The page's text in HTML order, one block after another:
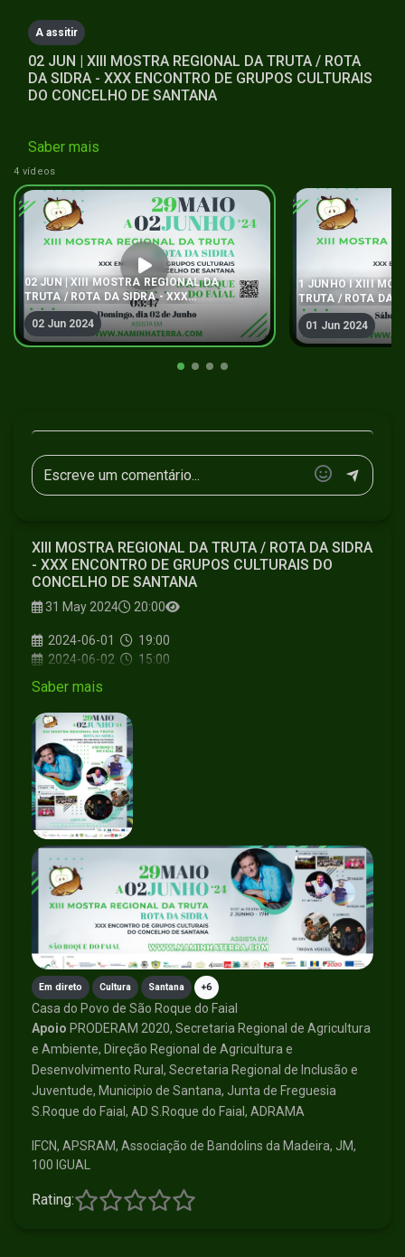
A assitir
02 JUN | XIII MOSTRA REGIONAL DA TRUTA / ROTA
DA SIDRA - XXX ENCONTRO DE GRUPOS CULTURAIS
DO CONCELHO DE SANTANA
Saber mais
4 vídeos
02 JUN | XIII MOSTRA REGIONAL DA
TRUTA / ROTA DA SIDRA - XXX
ENCONTRO DE GRUPOS CULTURAIS DO
CONCELHO DE SANTANA
02 Jun 2024
1 JUNHO I XIII
TRUTA / ROTA DA
ENCONTRO DE
CONCELHO DE
01 Jun 2024
XIII MOSTRA REGIONAL DA TRUTA / ROTA DA SIDRA
- XXX ENCONTRO DE GRUPOS CULTURAIS DO
CONCELHO DE SANTANA
31 May 2024 20:00
2024-06-01
19:00
2024-06-02
15:00
Saber mais
Em direto Cultura Santana +6
Casa do Povo de São Roque do Faial
Apoio PRODERAM 2020, Secretaria Regional de Agricultura
e Ambiente, Direção Regional de Agricultura e
Desenvolvimento Rural, Secretaria Regional de Inclusão e
Juventude, Municipio de Santana, Junta de Freguesia
S.Roque do Faial, AD S.Roque do Faial, ADRAMA
IFCN, APSRAM, Associação de Bandolins da Madeira, JM,
100 IGUAL
Rating: